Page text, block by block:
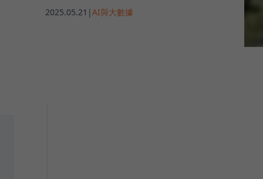
2025.05.21 |AI與大數據